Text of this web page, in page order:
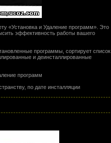
«Установка и Удаление программ». Это
эффективность работы вашего
программы, сортирует список
и деинсталлированные
программ
по дате инсталляции